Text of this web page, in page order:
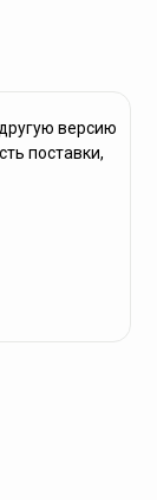
версию
поставки,